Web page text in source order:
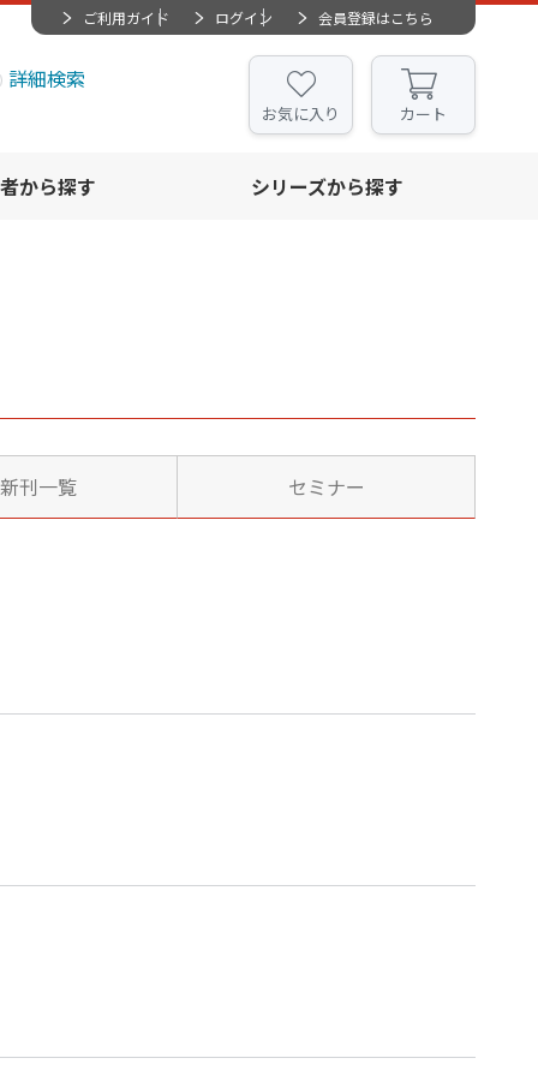
ご利用ガイド ログイン 会員登録はこちら
詳細検索
お気に入り カート
から探す シリーズから探す
刊一覧 セミナー